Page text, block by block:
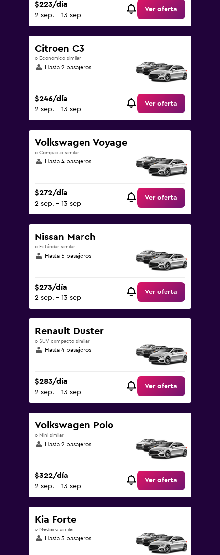
$223/día
2 sep. - 13 sep.
Ver oferta
Citroen C3
o Económico similar
Hasta 2 pasajeros
$246/día
2 sep. - 13 sep.
Ver oferta
Volkswagen Voyage
o Compacto similar
Hasta 4 pasajeros
$272/día
2 sep. - 13 sep.
Ver oferta
Nissan March
o Estándar similar
Hasta 5 pasajeros
$273/día
2 sep. - 13 sep.
Ver oferta
Renault Duster
o SUV compacto similar
Hasta 4 pasajeros
$283/día
2 sep. - 13 sep.
Ver oferta
Volkswagen Polo
o Mini similar
Hasta 2 pasajeros
$322/día
2 sep. - 13 sep.
Ver oferta
Kia Forte
o Mediano similar
Hasta 5 pasajeros